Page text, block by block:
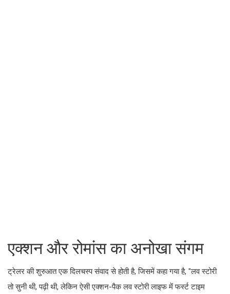
एक्शन और रोमांस का अनोखा संगम
ट्रेलर की शुरुआत एक दिलचस्प संवाद से होती है, जिसमें कहा गया है, "लव स्टोरी
तो सुनी थी, पढ़ी थी, लेकिन ऐसी एक्शन-पैक लव स्टोरी लाइफ में फर्स्ट टाइम